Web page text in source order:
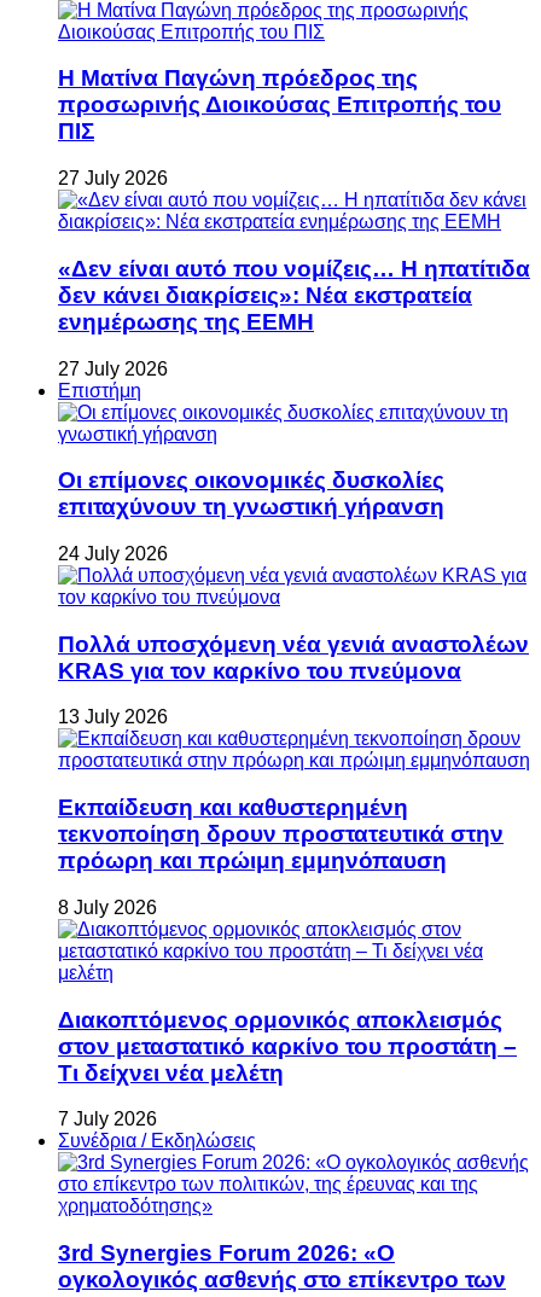
Η Ματίνα Παγώνη πρόεδρος της
προσωρινής Διοικούσας Επιτροπής του
ΠΙΣ
27 July 2026
«Δεν είναι αυτό που νομίζεις… Η ηπατίτιδα
δεν κάνει διακρίσεις»: Νέα εκστρατεία
ενημέρωσης της ΕΕΜΗ
27 July 2026
Επιστήμη
Οι επίμονες οικονομικές δυσκολίες
επιταχύνουν τη γνωστική γήρανση
24 July 2026
Πολλά υποσχόμενη νέα γενιά αναστολέων
KRAS για τον καρκίνο του πνεύμονα
13 July 2026
Εκπαίδευση και καθυστερημένη
τεκνοποίηση δρουν προστατευτικά στην
πρόωρη και πρώιμη εμμηνόπαυση
8 July 2026
Διακοπτόμενος ορμονικός αποκλεισμός
στον μεταστατικό καρκίνο του προστάτη –
Τι δείχνει νέα μελέτη
7 July 2026
Συνέδρια / Εκδηλώσεις
3rd Synergies Forum 2026: «Ο
ογκολογικός ασθενής στο επίκεντρο των